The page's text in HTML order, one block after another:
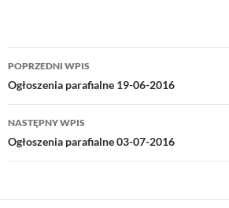
Nawigacja
wpisu
POPRZEDNI WPIS
Ogłoszenia parafialne 19-06-2016
NASTĘPNY WPIS
Ogłoszenia parafialne 03-07-2016